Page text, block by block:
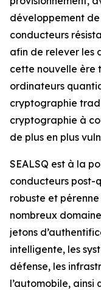
développement
conducteurs
afin de relever les
cette nouvelle ère
ordinateurs
cryptographie
cryptographie à
de plus en plus
SEALSQ est à la
conducteurs post-
robuste et
nombreux
jetons
intelligente, les
défense, les
l’automobile, ainsi